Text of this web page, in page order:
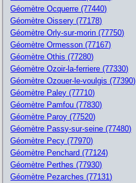
Géomètre Ocquerre (77440)
Géomètre Oissery (77178)
Géomètre Orly-sur-morin (77750)
Géomètre Ormesson (77167)
Géomètre Othis (77280)
Géomètre Ozoir-la-ferriere (77330)
Géomètre Ozouer-le-voulgis (77390)
Géomètre Paley (77710)
Géomètre Pamfou (77830)
Géomètre Paroy (77520)
Géomètre Passy-sur-seine (77480)
Géomètre Pecy (77970)
Géomètre Penchard (77124)
Géomètre Perthes (77930)
Géomètre Pezarches (77131)